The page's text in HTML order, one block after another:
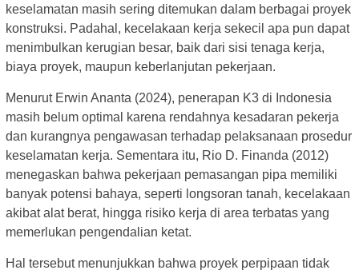
keselamatan masih sering ditemukan dalam berbagai proyek
konstruksi. Padahal, kecelakaan kerja sekecil apa pun dapat
menimbulkan kerugian besar, baik dari sisi tenaga kerja,
biaya proyek, maupun keberlanjutan pekerjaan.
Menurut Erwin Ananta (2024), penerapan K3 di Indonesia
masih belum optimal karena rendahnya kesadaran pekerja
dan kurangnya pengawasan terhadap pelaksanaan prosedur
keselamatan kerja. Sementara itu, Rio D. Finanda (2012)
menegaskan bahwa pekerjaan pemasangan pipa memiliki
banyak potensi bahaya, seperti longsoran tanah, kecelakaan
akibat alat berat, hingga risiko kerja di area terbatas yang
memerlukan pengendalian ketat.
Hal tersebut menunjukkan bahwa proyek perpipaan tidak